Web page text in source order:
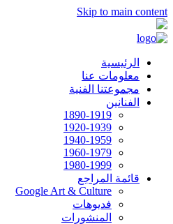
Skip to main content
الرئيسية
معلومات عنا
مجموعتنا الفنية
الفنانين
1890-1919
1920-1939
1940-1959
1960-1979
1980-1999
قائمة المراجع
Google Art & Culture
فديوهات
المنشورات